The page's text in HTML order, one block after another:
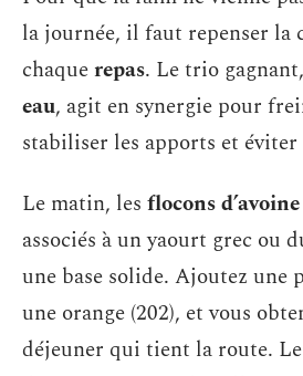
la journée, il faut repenser la
chaquerepas. Le trio gagnant,
eau, agit en synergie pour
stabiliser les apports et éviter
Le matin, les flocons d’avoine
associés à un yaourt grec ou
une base solide. Ajoutez une
une orange (202), et vous
déjeuner qui tient la route.